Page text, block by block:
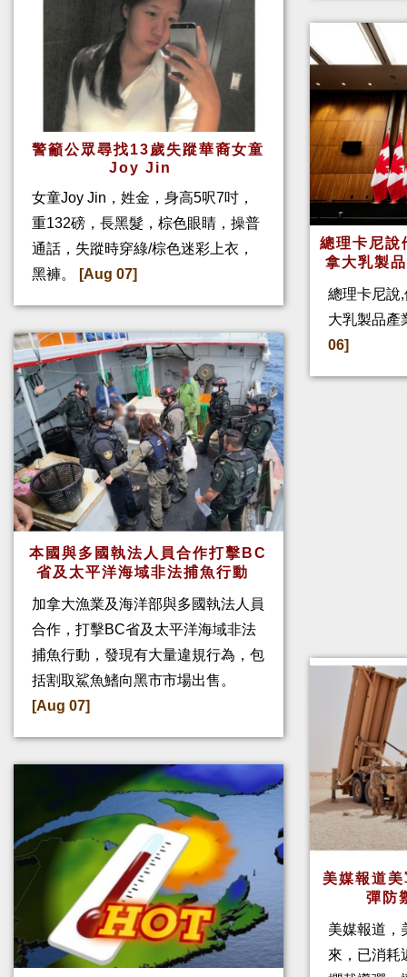
警籲公眾尋找13歲失蹤華裔女童
Joy Jin
女童Joy Jin，姓金，身高5呎7吋，
重132磅，長黑髮，棕色眼睛，操普
通話，失蹤時穿綠/棕色迷彩上衣，
黑褲。
[Aug 07]
本國與多國執法人員合作打擊BC
省及太平洋海域非法捕魚行動
加拿大漁業及海洋部與多國執法人員
合作，打擊BC省及太平洋海域非法
捕魚行動，發現有大量違規行為，包
括割取鯊魚鰭向黑市市場出售。
[Aug 07]
總理卡尼
拿大乳製
總理卡尼說
大乳製品產
06]
美媒報道
彈防
美媒報道，
來，已消耗